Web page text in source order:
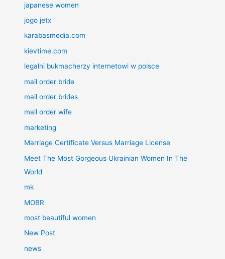
japanese women
jogo jetx
karabasmedia.com
kievtime.com
legalni bukmacherzy internetowi w polsce
mail order bride
mail order brides
mail order wife
marketing
Marriage Certificate Versus Marriage License
Meet The Most Gorgeous Ukrainian Women In The
World
mk
MOBR
most beautiful women
New Post
news